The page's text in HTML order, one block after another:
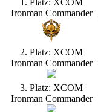
Ironman Commander
2. Platz: XCOM
Ironman Commander
3. Platz: XCOM
Ironman Commander